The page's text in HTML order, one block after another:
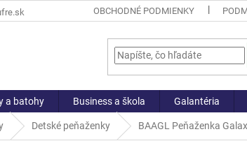
OBCHODNÉ PODMIENKY
a batohy Business a škola Galantéria
Detské peňaženky BAAGL Peňaženka